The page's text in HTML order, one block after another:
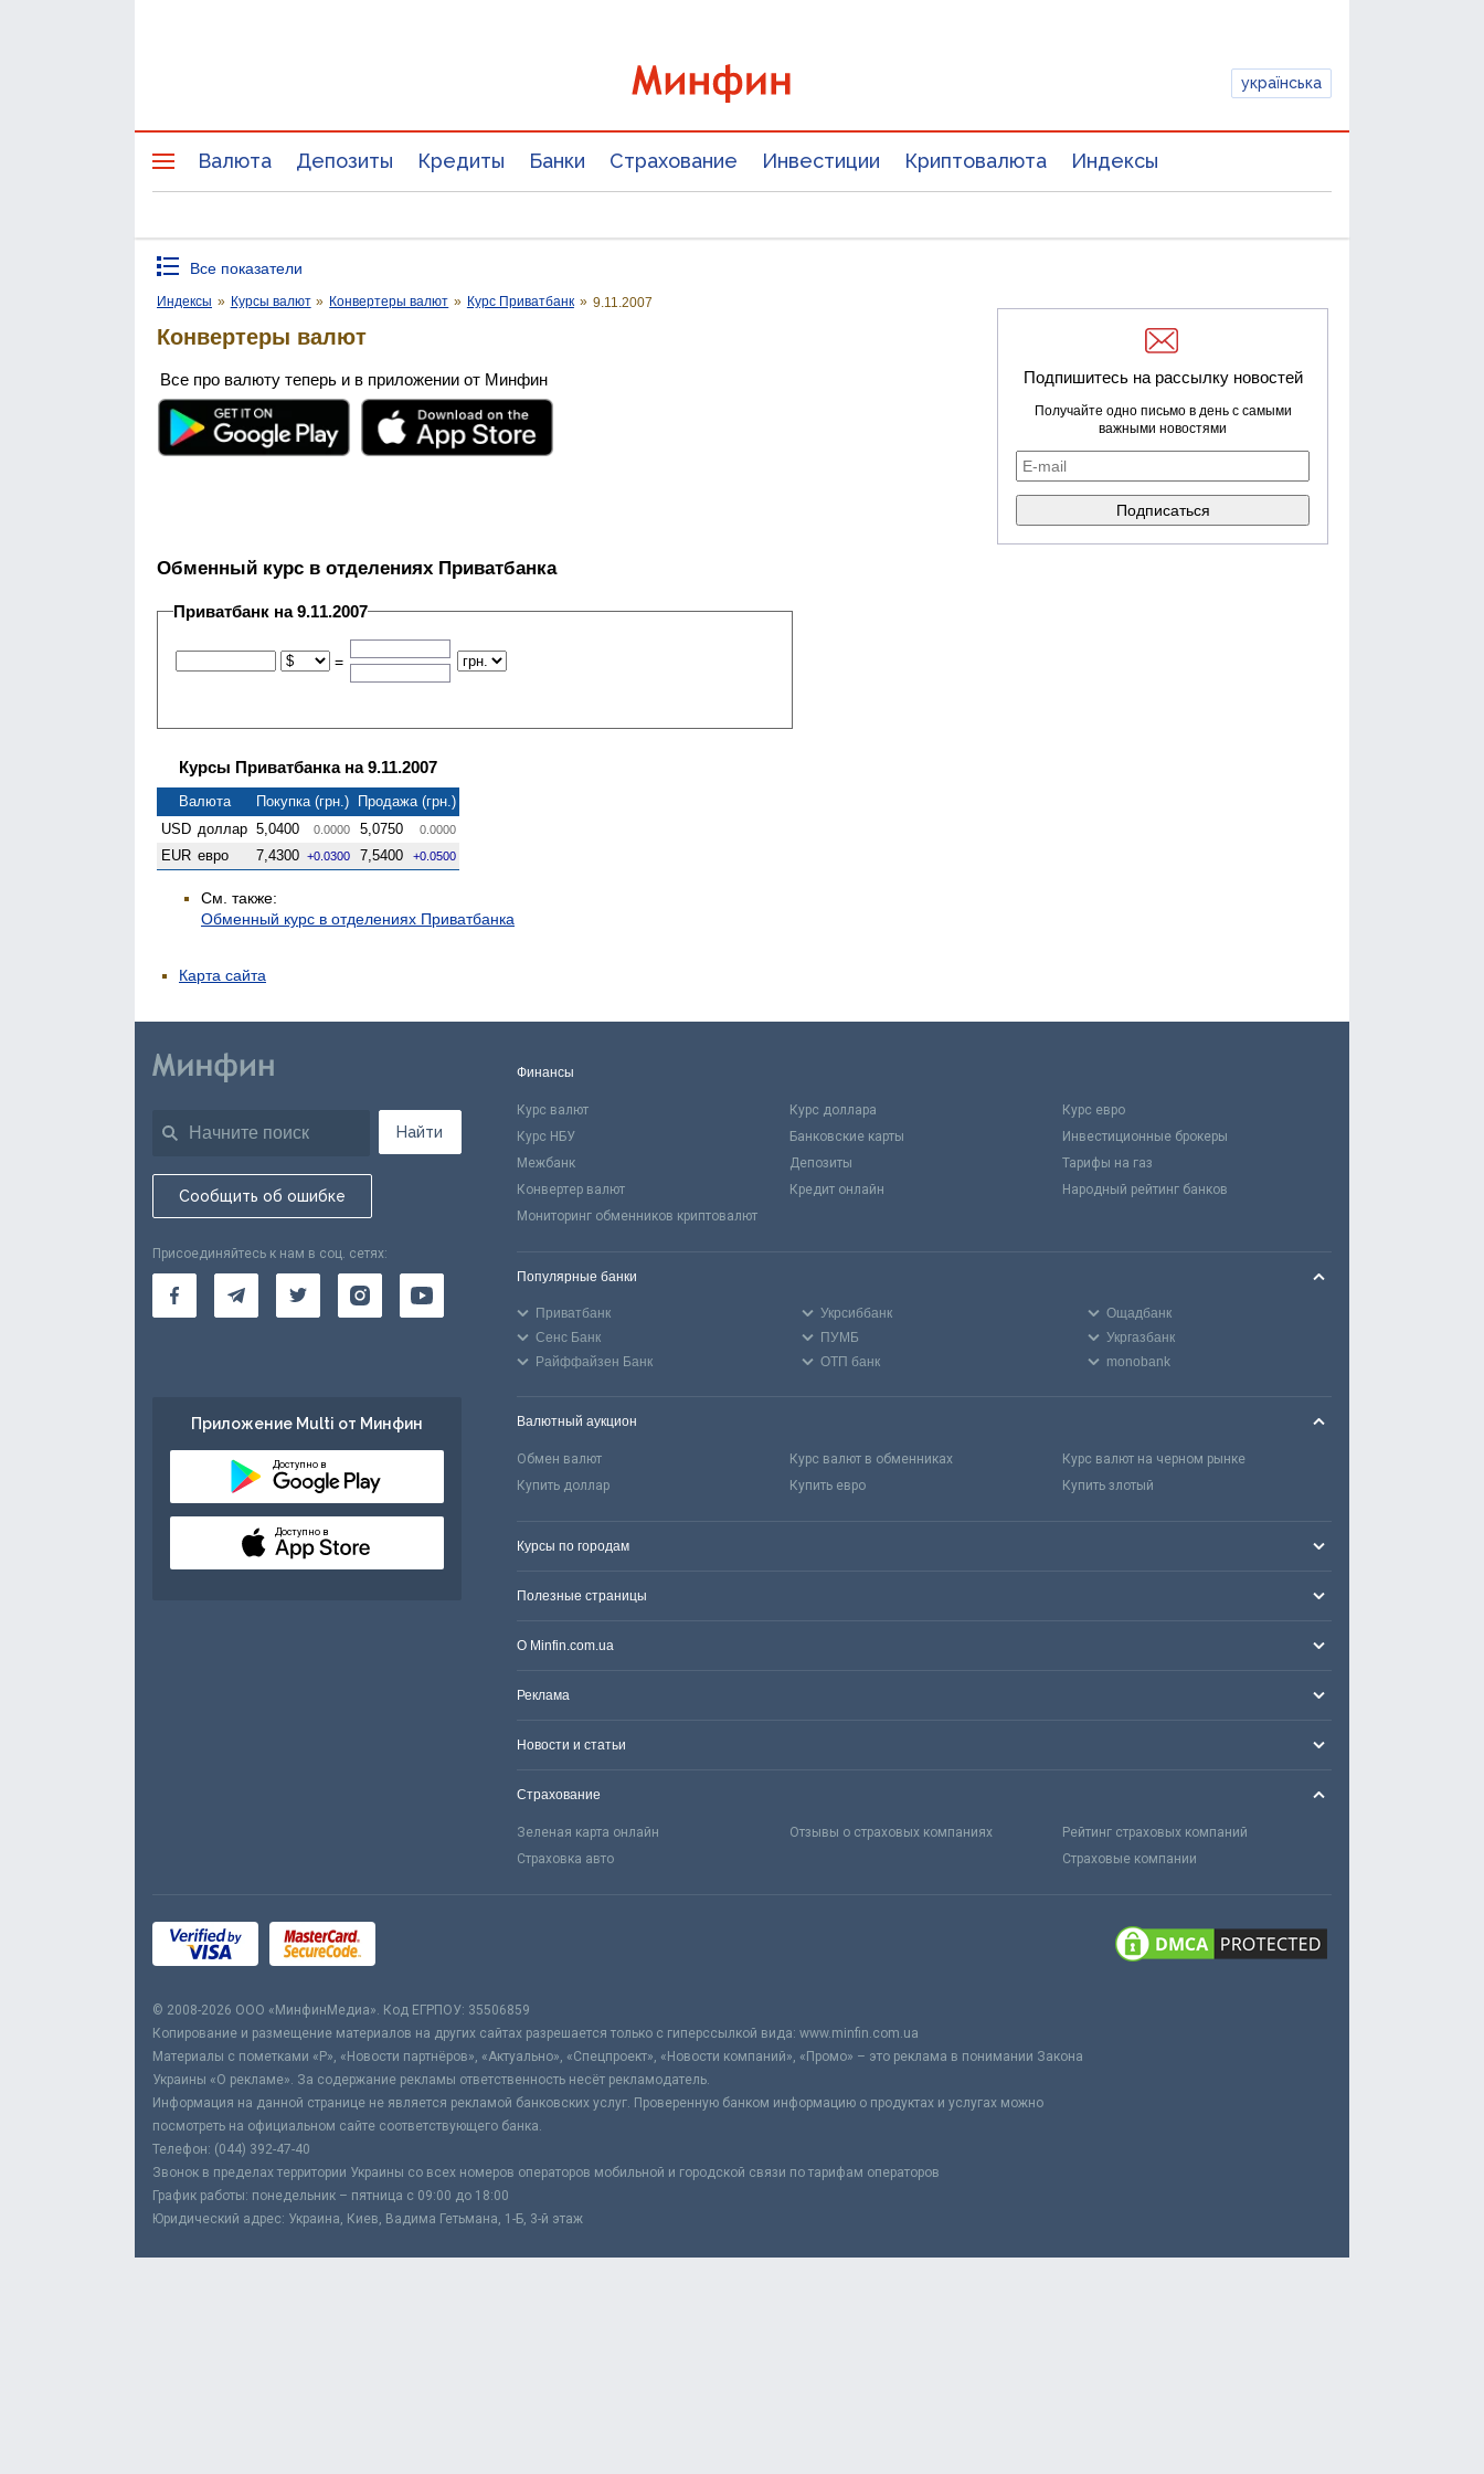
українська
Валюта Депозиты Кредиты Банки Страхование Инвестиции Криптовалюта Индексы
Все показатели
Индексы » Курсы валют » Конвертеры валют » Курс Приватбанк » 9.11.2007
Конвертеры валют
Все про валюту теперь и в приложении от Минфин
Обменный курс в отделениях Приватбанка
Приватбанк на 9.11.2007
=
Курсы Приватбанка на 9.11.2007
Валюта Покупка (грн.) Продажа (грн.)
USD доллар 5,0400 0.0000 5,0750 0.0000
EUR евро 7,4300 +0.0300 7,5400 +0.0500
См. также:
Обменный курс в отделениях Приватбанка
Подпишитесь на рассылку новостей
Получайте одно письмо в день с самыми
важными новостями
Карта сайта
Найти
Сообщить об ошибке
Присоединяйтесь к нам в соц. сетях:
Приложение Multi от Минфин
Доступно в
Доступно в
Финансы
Курс валют Курс доллара
Курс евро
Курс НБУ
Банковские карты
Инвестиционные брокеры
Межбанк
Депозиты
Тарифы на газ
Конвертер валют
Кредит онлайн
Народный рейтинг банков
Мониторинг обменников криптовалют
Популярные банки
Приватбанк Укрсиббанк
Ощадбанк
Сенс Банк
ПУМБ
Укргазбанк
Райффайзен Банк
ОТП банк monobank
Валютный аукцион
Обмен валют Курс валют в обменниках
Курс валют на черном рынке
Купить доллар
Купить евро Купить злотый
Курсы по городам
Полезные страницы
О Minfin.com.ua
Реклама
Новости и статьи
Страхование
Зеленая карта онлайн Отзывы о страховых компаниях
Рейтинг страховых компаний
Страховка авто
Страховые компании
© 2008-2026 ООО «МинфинМедиа». Код ЕГРПОУ: 35506859
Копирование и размещение материалов на других сайтах разрешается только с гиперссылкой вида: www.minfin.com.ua
Материалы с пометками «Р», «Новости партнёров», «Актуально», «Спецпроект», «Новости компаний», «Промо» – это реклама в понимании Закона
Украины «О рекламе». За содержание рекламы ответственность несёт рекламодатель.
Информация на данной странице не является рекламой банковских услуг. Проверенную банком информацию о продуктах и услугах можно
посмотреть на официальном сайте соответствующего банка.
Телефон: (044) 392-47-40
Звонок в пределах территории Украины со всех номеров операторов мобильной и городской связи по тарифам операторов
График работы: понедельник – пятница с 09:00 до 18:00
Юридический адрес: Украина, Киев, Вадима Гетьмана, 1-Б, 3-й этаж